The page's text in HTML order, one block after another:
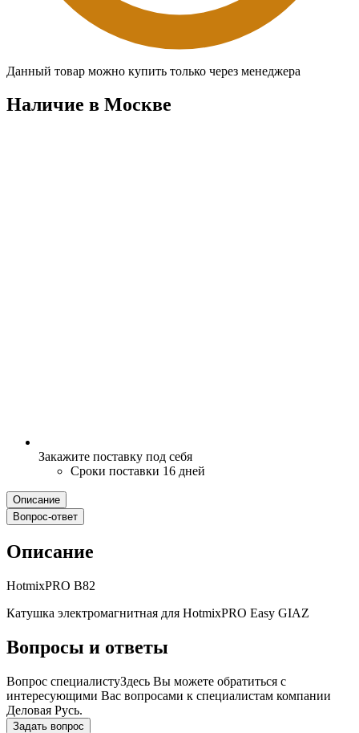
Данный товар можно купить только через менеджера
Наличие в Москвe
Закажите поставку под себя
Сроки поставки 16 дней
Описание
Вопрос-ответ
Описание
HotmixPRO B82
Катушка электромагнитная для HotmixPRO Easy GIAZ
Вопросы и ответы
Вопрос специалистуЗдесь Вы можете обратиться с
интересующими Вас вопросами к специалистам компании
Деловая Русь.
Задать вопрос